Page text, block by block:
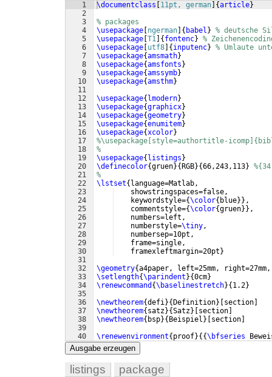
1
2
3
4
5
6
7
8
9
10
11
12
13
14
15
16
17
18
19
20
21
22
23
24
25
26
27
28
29
30
31
32
33
34
35
36
37
38
39
40
41
\documentclass 11pt, german {article}
% packages
\usepackage ngerman { babel } % deutsche
\usepackage T1 { fontenc} %
\usepackage utf8 { inputenc} % Umlaute
\usepackage{amsmath}
\usepackage{amsfonts }
\usepackage{amssymb}
\usepackage{amsthm}
\usepackage{ lmodern}
\usepackage{graphicx}
\usepackage{geometry}
\usepackage{enumitem}
\usepackage{xcolor}
%\usepackage[style=authortitle-
%
\usepackage{ listings }
\definecolor{gruen}{ RGB}{66,243,113}
%
\lstset{ language=Matlab,
    showstringspaces=false,
    keywordstyle=
{\color{ blue}} ,
    commentstyle=
{\color{gruen}} ,
    numbers=left,
    numberstyle=
\tiny,
    numbersep=10pt,
    frame=single,
    framexleftmargin=20pt
}
\geometry{a4paper, left=25mm, right=27mm,
\setlength{\parindent }{0cm}
\renewcommand {\baselinestretch}{ 1.2}
\newtheorem{defi}{ Definition} section
\newtheorem{ satz}{Satz} section
\newtheorem{ bsp}{ Beispiel } section
\renewenvironment{ proof}{{\bfseries
Ausgabe erzeugen
listings package